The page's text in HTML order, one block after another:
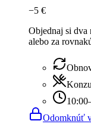
−5 €
Objednaj si dva
alebo za
Odomknúť